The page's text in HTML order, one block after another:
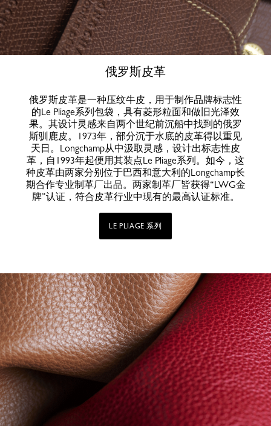
俄罗斯皮革
俄罗斯皮革是一种压纹牛皮，用于制作品牌标志性
的Le Pliage系列包袋，具有菱形粒面和做旧光泽效
果。其设计灵感来自两个世纪前沉船中找到的俄罗
斯驯鹿皮。1973年，部分沉于水底的皮革得以重见
天日。Longchamp从中汲取灵感，设计出标志性皮
革，自1993年起便用其装点Le Pliage系列。如今，这
种皮革由两家分别位于巴西和意大利的Longchamp长
期合作专业制革厂出品。两家制革厂皆获得“LWG金
牌”认证，符合皮革行业中现有的最高认证标准。
LE PLIAGE 系列